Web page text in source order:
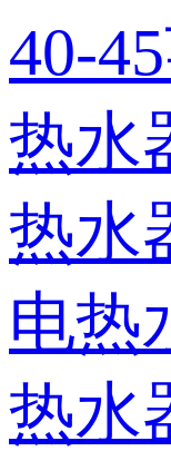
40-
热水
热水
电热
热水